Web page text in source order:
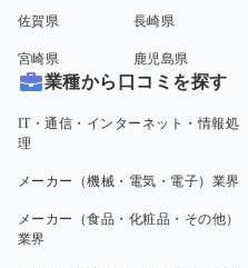
佐賀県 長崎県
宮崎県 鹿児島県
業種から口コミを探す
IT・通信・インターネット・情報処
理
メーカー（機械・電気・電子）業界
メーカー（食品・化粧品・その他）
業界